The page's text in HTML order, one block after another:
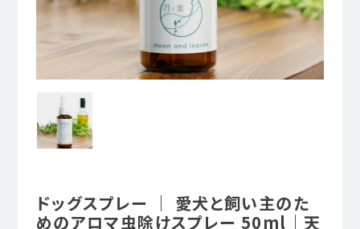
ドッグスプレー ｜ 愛犬と飼い主のた
めのアロマ虫除けスプレー 50ml｜天